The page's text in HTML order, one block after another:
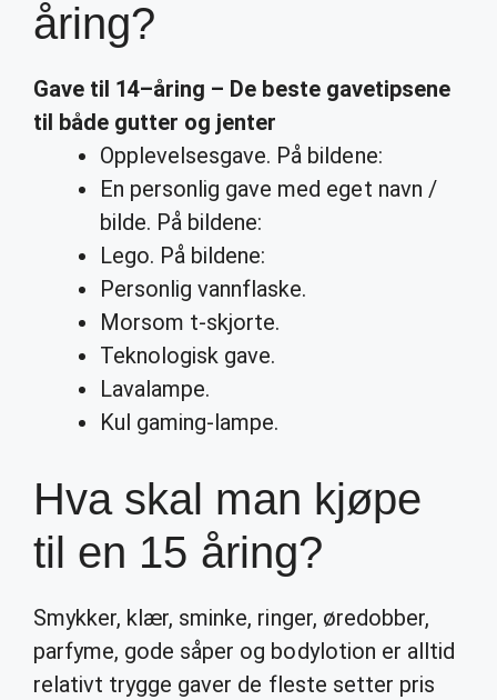
åring?
Gave til 14–åring – De beste gavetipsene
til både gutter og jenter
Opplevelsesgave. På bildene:
En personlig gave med eget navn /
bilde. På bildene:
Lego. På bildene:
Personlig vannflaske.
Morsom t-skjorte.
Teknologisk gave.
Lavalampe.
Kul gaming-lampe.
Hva skal man kjøpe
til en 15 åring?
Smykker, klær, sminke, ringer, øredobber,
parfyme, gode såper og bodylotion er alltid
relativt trygge gaver de fleste setter pris